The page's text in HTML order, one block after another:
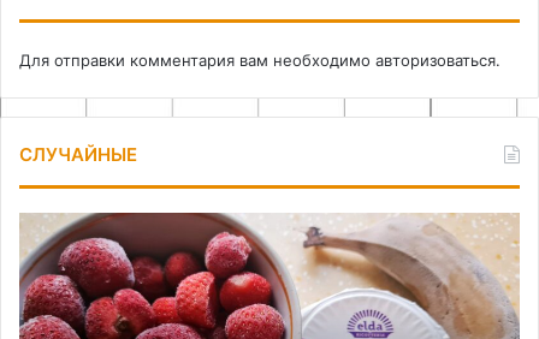
Для отправки комментария вам необходимо авторизоваться.
СЛУЧАЙНЫЕ
Как
приготовить
клубнично-
банановое
мороженое